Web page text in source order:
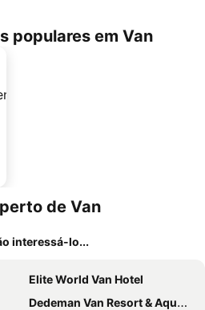
populares em Van
de Van
interessá-lo...
Elite World Van Hotel
Dedeman Van Resort & Aquapark